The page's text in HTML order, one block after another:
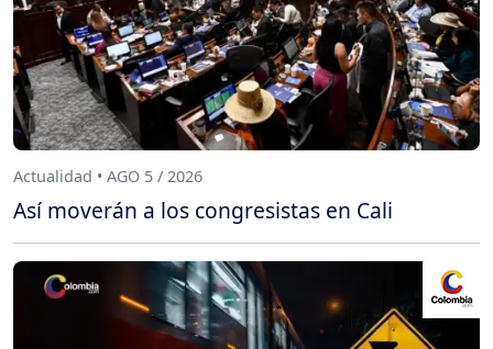
Actualidad • AGO 5 / 2026
Así moverán a los congresistas en Cali